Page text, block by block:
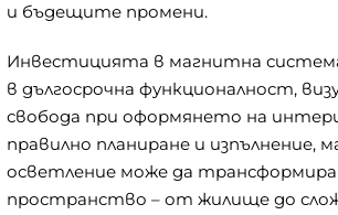
и бъдещите промени.
Инвестицията в магнитна
в дългосрочна функционалност,
свобода при оформянето на
правилно планиране и изпълнение,
осветление може да трансформира
пространство – от жилище до